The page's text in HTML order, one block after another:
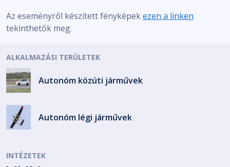
Az eseményről készített fényképekezen a linken
tekinthetők meg.
ALKALMAZÁSI TERÜLETEK
Autonóm közúti járművek
Autonóm légi járművek
INTÉZETEK